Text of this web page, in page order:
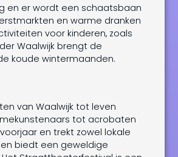
en er wordt een schaatsbaan
en warme dranken
voor kinderen, zoals
Waalwijk brengt de
koude wintermaanden.
van Waalwijk tot leven
tot acrobaten
en trekt zowel lokale
biedt een geweldige